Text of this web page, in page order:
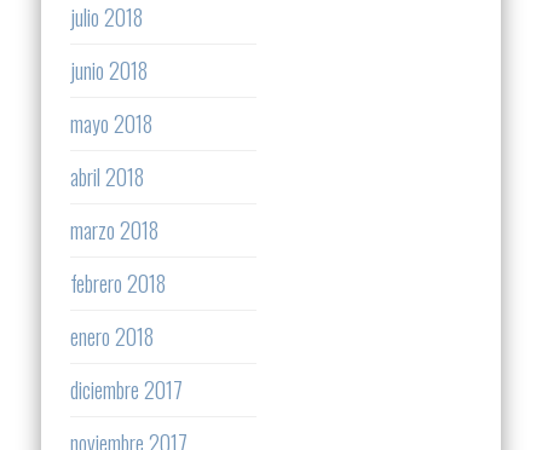
julio 2018
junio 2018
mayo 2018
abril 2018
marzo 2018
febrero 2018
enero 2018
diciembre 2017
noviembre 2017